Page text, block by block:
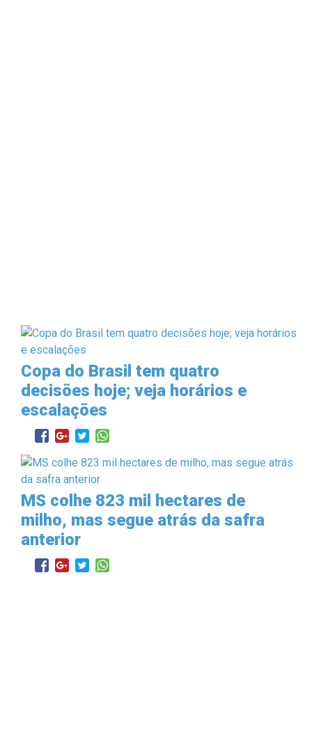
Copa do Brasil tem quatro
decisões hoje; veja horários e
escalações
MS colhe 823 mil hectares de
milho, mas segue atrás da safra
anterior